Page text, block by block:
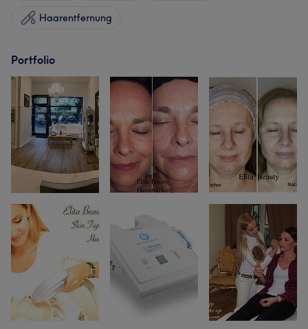
Haarentfernung
Portfolio